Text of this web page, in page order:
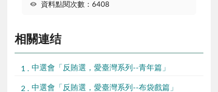
資料點閱次數：6408
相關連结
中選會「反賄選，愛臺灣系列--青年篇」
中選會「反賄選，愛臺灣系列--布袋戲篇」